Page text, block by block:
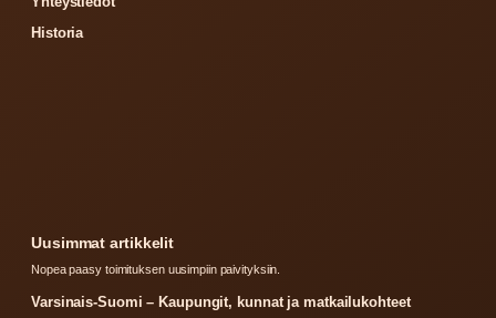
Historia
Uusimmat artikkelit
Nopea paasy toimituksen uusimpiin paivityksiin.
Varsinais-Suomi – Kaupungit, kunnat ja matkailukohteet